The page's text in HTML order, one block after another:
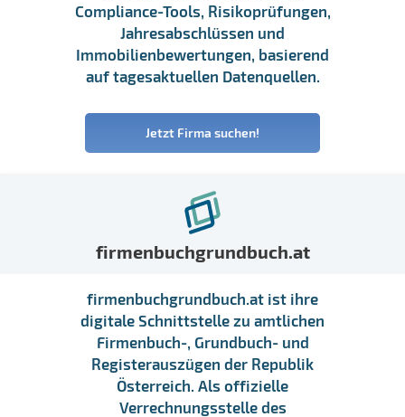
Compliance-Tools, Risikoprüfungen,
Jahresabschlüssen und
Immobilienbewertungen, basierend
auf tagesaktuellen Datenquellen.
Jetzt Firma suchen!
firmenbuchgrundbuch.at
firmenbuchgrundbuch.at ist ihre
digitale Schnittstelle zu amtlichen
Firmenbuch-, Grundbuch- und
Registerauszügen der Republik
Österreich. Als offizielle
Verrechnungsstelle des